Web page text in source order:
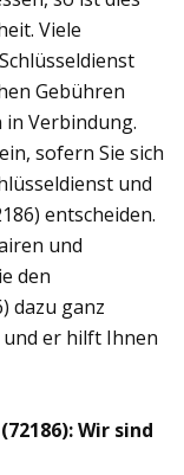
Viele
Gebühren
Verbindung.
sofern Sie sich
und
entscheiden.
und
den
dazu ganz
er hilft Ihnen
Wir sind